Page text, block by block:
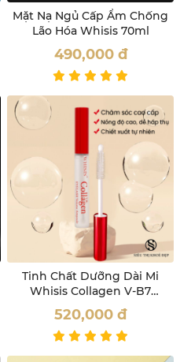
Mặt Nạ Ngủ Cấp Ẩm Chống
Lão Hóa Whisis 70ml
490,000 đ
Tinh Chất Dưỡng Dài Mi
Whisis Collagen V-B7
Eyelash Volume Ampoule
520,000 đ